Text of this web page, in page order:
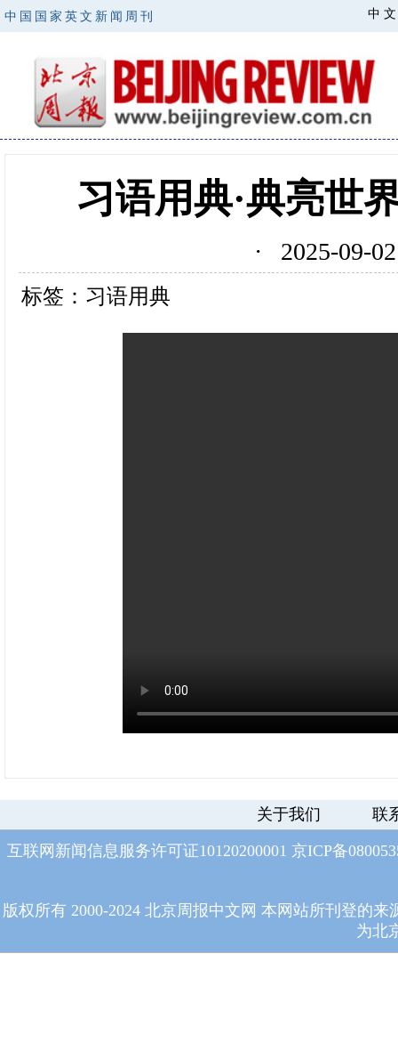
中国国家英文新闻周刊 中 文
习语用典·典亮世
· 2025-09-
标签：习语用典
关于我们 联
互联网新闻信息服务许可证10120200001 京ICP备
版权所有 2000-2024 北京周报中文网 本网站所刊登的
为北